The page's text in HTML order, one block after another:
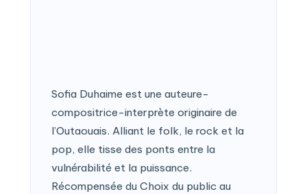
Sofia Duhaime est une auteure-
compositrice-interprète originaire de
l’Outaouais. Alliant le folk, le rock et la
pop, elle tisse des ponts entre la
vulnérabilité et la puissance.
Récompensée du Choix du public au